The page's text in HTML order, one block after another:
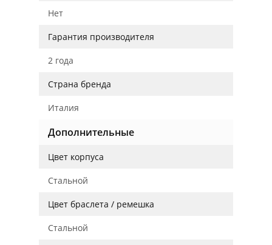
Нет
Гарантия производителя
2 года
Страна бренда
Италия
Дополнительные
Цвет корпуса
Стальной
Цвет браслета / ремешка
Стальной